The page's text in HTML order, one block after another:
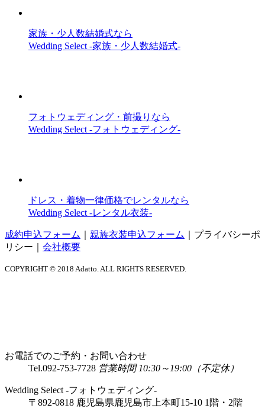
家族・少人数結婚式なら
Wedding Select -家族・少人数結婚式-
フォトウェディング・前撮りなら
Wedding Select -フォトウェディング-
ドレス・着物一律価格でレンタルなら
Wedding Select -レンタル衣装-
成約申込フォーム 親族衣装申込フォーム
プライバシーポ
リシー
会社概要
COPYRIGHT © 2018 Adatto. ALL RIGHTS RESERVED.
お電話でのご予約・お問い合わせ
Tel.092-753-7728 営業時間 10:30～19:00（不定休）
Wedding Select -フォトウェディング-
〒892-0818 鹿児島県鹿児島市上本町15-10 1階・2階